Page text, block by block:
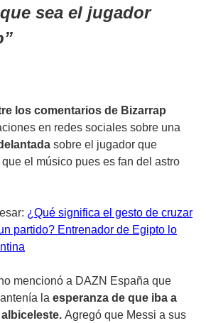
sea el jugador
los comentarios de Bizarrap
en redes sociales sobre una
sobre el jugador que
el músico pues es fan del astro
¿Qué significa el gesto de cruzar
partido? Entrenador de Egipto lo
mencionó a DAZN España que
la esperanza de que iba a
Agregó que Messi a sus